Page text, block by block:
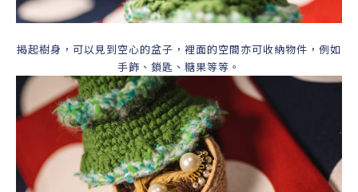
揭起樹身，可以見到空心的盆子，裡面的空間亦可收納物件，例如
手飾、鎖匙、糖果等等。